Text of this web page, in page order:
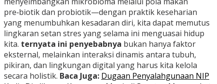
pre‑biotik dan probiotik—dengan praktik keseharian
yang menumbuhkan kesadaran diri, kita dapat memutus
lingkaran setan stres yang selama ini menguasai hidup
kita. ternyata ini penyebabnya bukan hanya faktor
eksternal, melainkan interaksi dinamis antara tubuh,
pikiran, dan lingkungan digital yang harus kita kelola
secara holistik. Baca Juga: Dugaan Penyalahgunaan NIP